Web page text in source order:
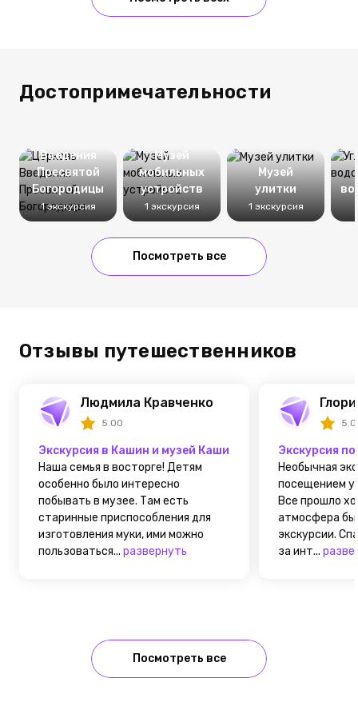
Достопримечательности
Введения
Пресвятой
Богородицы
1 экскурсия
Музей
мобильных
устройств
1 экскурсия
Музей
улитки
1 экскурсия
Посмотреть все
Отзывы путешественников
Людмила Кравченко
5.00
Экскурсия в Кашин и музей Каши из Калязина
Наша семья в восторге! Детям
особенно было интересно
побывать в музее. Там есть
старинные приспособления для
изготовления муки, ими можно
пользоваться... развернуть
Экскурсия
Необычная
посещением
Все прошло
атмосфера
экскурсии.
за инт...
Посмотреть все